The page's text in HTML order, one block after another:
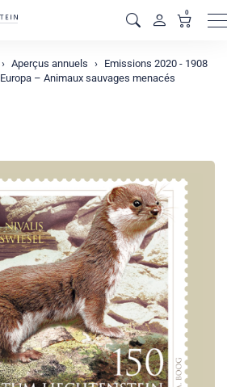
0
Aperçus annuels
Emissions 2020 - 1908
Europa – Animaux sauvages menacés